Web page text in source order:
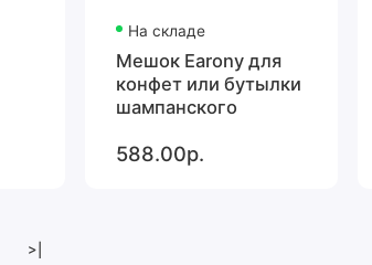
На складе
Мешок Earony для
конфет или бутылки
шампанского
588.00р.
>|